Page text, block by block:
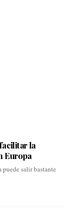
la
Europa
puede salir bastante